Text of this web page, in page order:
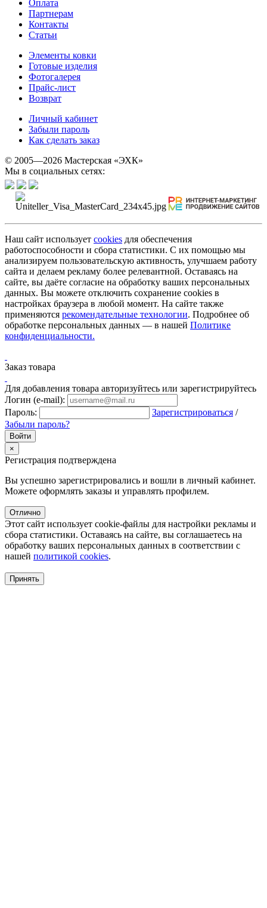
Оплата
Партнерам
Контакты
Статьи
Элементы ковки
Готовые изделия
Фотогалерея
Прайс-лист
Возврат
Личный кабинет
Забыли пароль
Как сделать заказ
© 2005—2026 Мастерская «ЭХК»
Мы в социальных сетях:
Наш сайт использует cookies для обеспечения
работоспособности и сбора статистики. С их помощью мы
анализируем пользовательскую активность, улучшаем работу
сайта и делаем рекламу более релевантной. Оставаясь на
сайте, вы даёте согласие на обработку ваших персональных
данных. Вы можете отключить сохранение cookies в
настройках браузера в любой момент. На сайте также
применяются рекомендательные технологии. Подробнее об
обработке персональных данных — в нашей Политике
конфиденциальности.
Заказ товара
Для добавления товара авторизуйтесь или зарегистрируйтесь
Логин (e-mail):
Пароль:
Зарегистрироваться /
Забыли пароль?
×
Регистрация подтверждена
Вы успешно зарегистрировались и вошли в личный кабинет.
Можете оформлять заказы и управлять профилем.
Отлично
Этот сайт использует cookie-файлы для настройки рекламы и
сбора статистики. Оставаясь на сайте, вы соглашаетесь на
обработку ваших персональных данных в соответствии с
нашей политикой cookies.
Принять